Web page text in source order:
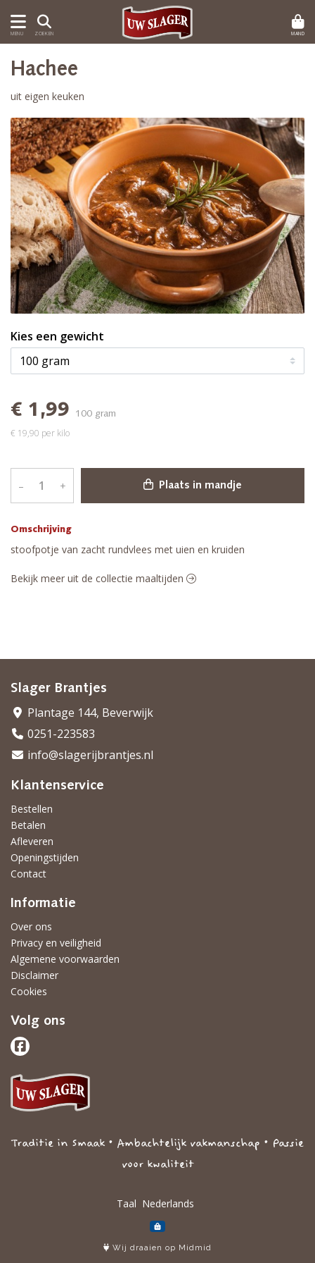
MENU ZOEKEN MAND
Omschrijving
stoofpotje van zacht rundvlees met uien en kruiden
Hachee
uit eigen keuken
Kies een gewicht
€ 1,99 100 gram
€ 19,90 per kilo
– + Plaats in mandje
Bekijk meer uit de collectie maaltijden
Slager Brantjes
Plantage 144, Beverwijk
0251-223583
info@slagerijbrantjes.nl
Klantenservice
Bestellen
Betalen
Afleveren
Openingstijden
Contact
Informatie
Over ons
Privacy en veiligheid
Algemene voorwaarden
Disclaimer
Cookies
Volg ons
Traditie in Smaak • Ambachtelijk vakmanschap • Passie
voor kwaliteit
Taal
Wij draaien op Midmid